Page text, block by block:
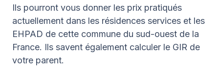
Ils pourront vous donner les prix pratiqués
actuellement dans les résidences services et les
EHPAD de cette commune du sud-ouest de la
France. Ils savent également calculer le GIR de
votre parent.